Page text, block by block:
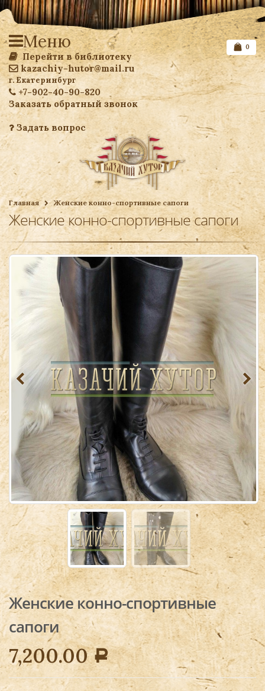
Перейти в библиотеку
kazachiy-hutor@mail.ru
г. Екатеринбург
+7-902-40-90-820
Заказать обратный звонок
Задать вопрос
Список желаемого
Ваша корзина
0
Меню
Главная Женские конно-спортивные сапоги
Женские конно-спортивные сапоги
Женские конно-спортивные
сапоги
7,200.00Р